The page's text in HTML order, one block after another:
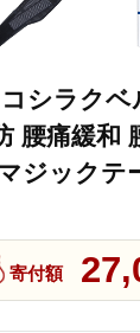
コシラク
腰痛緩和
ジックテ
寄付額